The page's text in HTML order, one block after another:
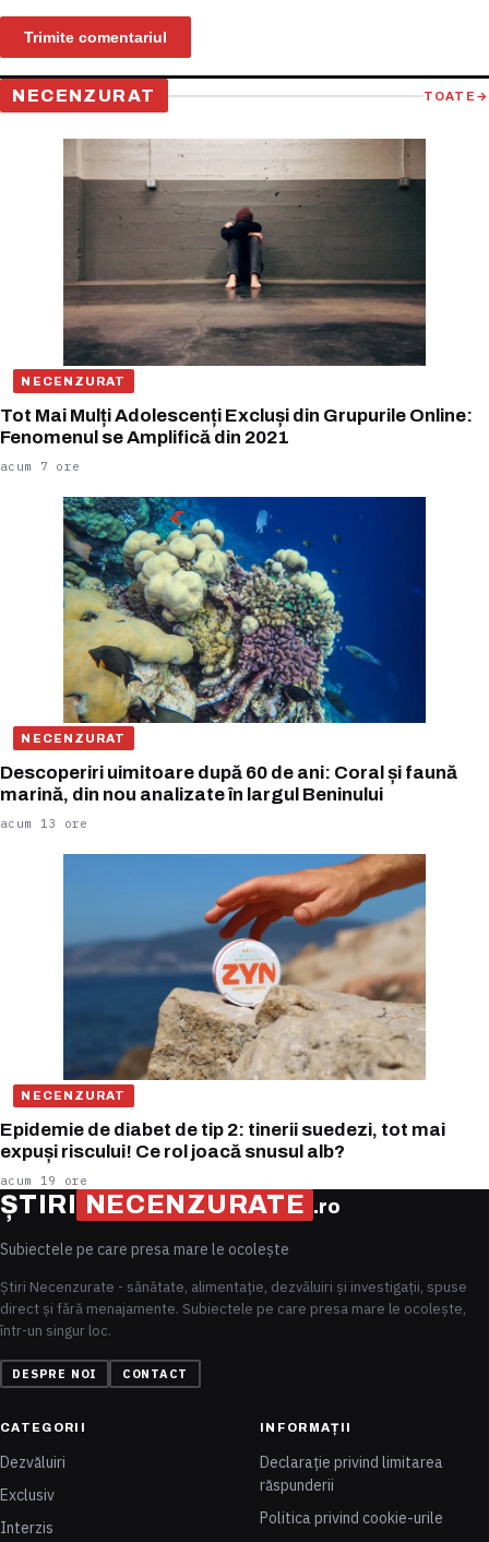
NECENZURAT TOATE →
NECENZURAT
Tot Mai Mulți Adolescenți Excluși din Grupurile Online:
Fenomenul se Amplifică din 2021
acum 7 ore
NECENZURAT
Descoperiri uimitoare după 60 de ani: Coral și faună
marină, din nou analizate în largul Beninului
acum 13 ore
NECENZURAT
Epidemie de diabet de tip 2: tinerii suedezi, tot mai
expuși riscului! Ce rol joacă snusul alb?
acum 19 ore
ȘTIRI NECENZURATE .ro
Subiectele pe care presa mare le ocolește
Știri Necenzurate - sănătate, alimentație, dezvăluiri și investigații, spuse
direct și fără menajamente. Subiectele pe care presa mare le ocolește,
într-un singur loc.
DESPRE NOI CONTACT
CATEGORII
Dezvăluiri
Exclusiv
Interzis
INFORMAȚII
Declarație privind limitarea
răspunderii
Politica privind cookie-urile